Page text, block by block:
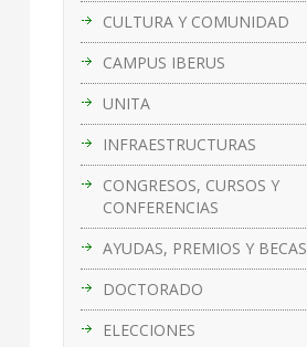
CULTURA Y COMUNIDAD
CAMPUS IBERUS
UNITA
INFRAESTRUCTURAS
CONGRESOS, CURSOS Y
CONFERENCIAS
AYUDAS, PREMIOS Y BECAS
DOCTORADO
ELECCIONES